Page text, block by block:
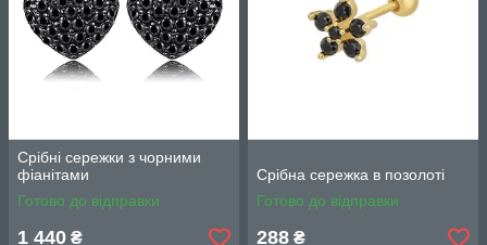
Срібні сережки з чорними
фіанітами
Готово до відправки
1 440 ₴
Срібна сережка в позолоті
Готово до відправки
288 ₴